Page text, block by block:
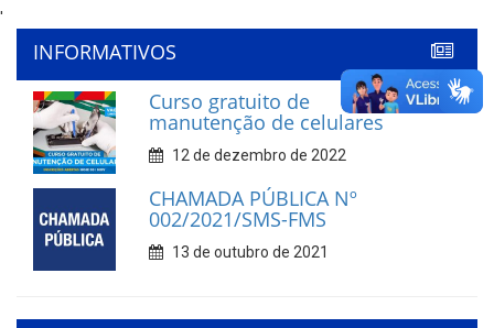
'
INFORMATIVOS
Curso gratuito de
manutenção de celulares
12 de dezembro de 2022
CHAMADA PÚBLICA Nº
002/2021/SMS-FMS
13 de outubro de 2021